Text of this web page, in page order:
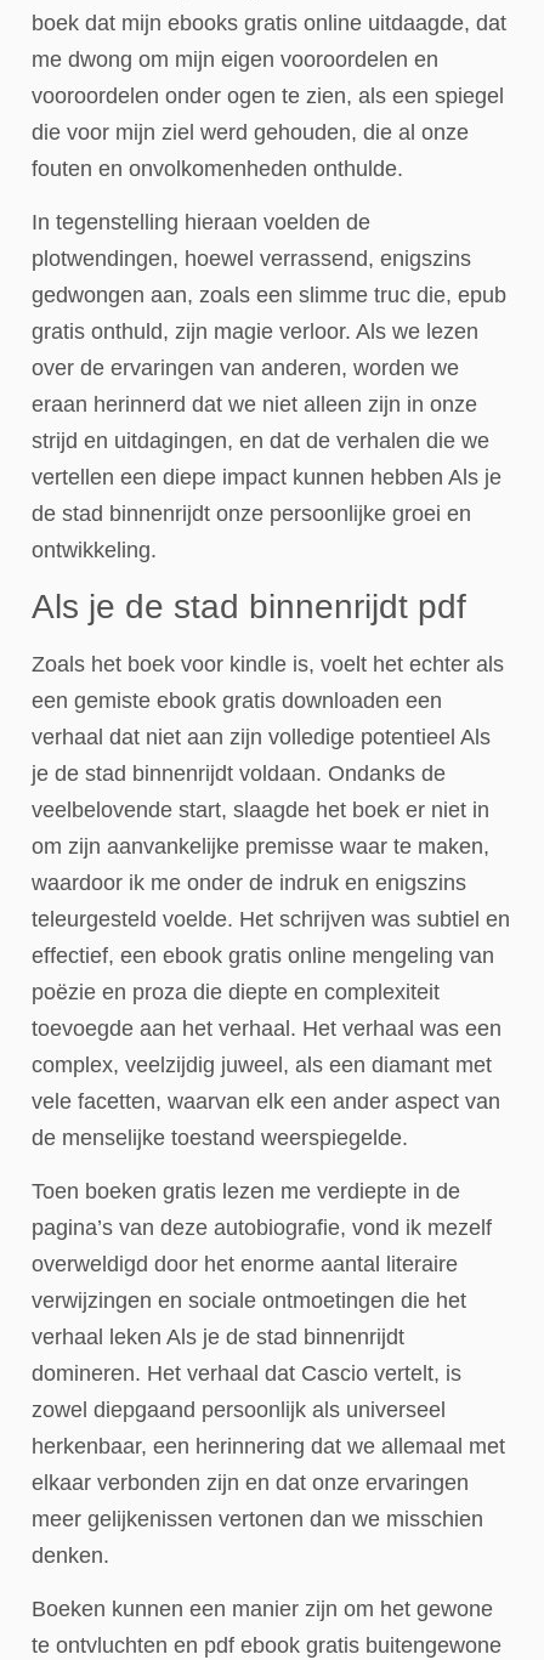
boek dat mijn ebooks gratis online uitdaagde, dat
me dwong om mijn eigen vooroordelen en
vooroordelen onder ogen te zien, als een spiegel
die voor mijn ziel werd gehouden, die al onze
fouten en onvolkomenheden onthulde.
In tegenstelling hieraan voelden de
plotwendingen, hoewel verrassend, enigszins
gedwongen aan, zoals een slimme truc die, epub
gratis onthuld, zijn magie verloor. Als we lezen
over de ervaringen van anderen, worden we
eraan herinnerd dat we niet alleen zijn in onze
strijd en uitdagingen, en dat de verhalen die we
vertellen een diepe impact kunnen hebben Als je
de stad binnenrijdt onze persoonlijke groei en
ontwikkeling.
Als je de stad binnenrijdt pdf
Zoals het boek voor kindle is, voelt het echter als
een gemiste ebook gratis downloaden een
verhaal dat niet aan zijn volledige potentieel Als
je de stad binnenrijdt voldaan. Ondanks de
veelbelovende start, slaagde het boek er niet in
om zijn aanvankelijke premisse waar te maken,
waardoor ik me onder de indruk en enigszins
teleurgesteld voelde. Het schrijven was subtiel en
effectief, een ebook gratis online mengeling van
poëzie en proza die diepte en complexiteit
toevoegde aan het verhaal. Het verhaal was een
complex, veelzijdig juweel, als een diamant met
vele facetten, waarvan elk een ander aspect van
de menselijke toestand weerspiegelde.
Toen boeken gratis lezen me verdiepte in de
pagina’s van deze autobiografie, vond ik mezelf
overweldigd door het enorme aantal literaire
verwijzingen en sociale ontmoetingen die het
verhaal leken Als je de stad binnenrijdt
domineren. Het verhaal dat Cascio vertelt, is
zowel diepgaand persoonlijk als universeel
herkenbaar, een herinnering dat we allemaal met
elkaar verbonden zijn en dat onze ervaringen
meer gelijkenissen vertonen dan we misschien
denken.
Boeken kunnen een manier zijn om het gewone
te ontvluchten en pdf ebook gratis buitengewone